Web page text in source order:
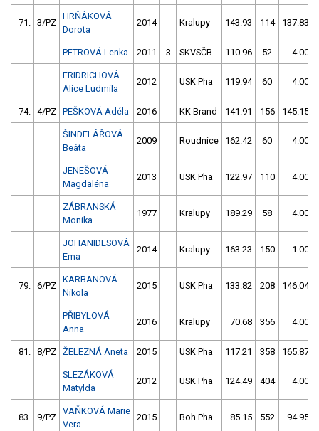
71. 3/PZ
HRŇÁKOVÁ
Dorota
2014 Kralupy 143.93 114 137.83
PETROVÁ Lenka 2011 3 SKVSČB 110.96 52 4.00
FRIDRICHOVÁ
Alice Ludmila
2012 USK Pha 119.94 60 4.00
74. 4/PZ PEŠKOVÁ Adéla 2016 KK Brand 141.91 156 145.15
ŠINDELÁŘOVÁ
Beáta
2009 Roudnice 162.42 60 4.00
JENEŠOVÁ
Magdaléna
2013 USK Pha 122.97 110 4.00
ZÁBRANSKÁ
Monika
1977 Kralupy 189.29 58 4.00
JOHANIDESOVÁ
Ema
2014 Kralupy 163.23 150 1.00
79. 6/PZ
KARBANOVÁ
Nikola
2015 USK Pha 133.82 208 146.04
PŘIBYLOVÁ
Anna
2016 Kralupy 70.68 356 4.00
81. 8/PZ ŽELEZNÁ Aneta 2015 USK Pha 117.21 358 165.87
SLEZÁKOVÁ
Matylda
2012 USK Pha 124.49 404 4.00
83. 9/PZ
VAŇKOVÁ Marie
Vera
2015 Boh.Pha 85.15 552 94.95